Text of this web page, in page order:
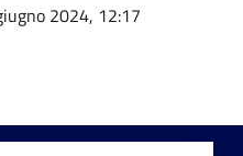
2024, 12:17